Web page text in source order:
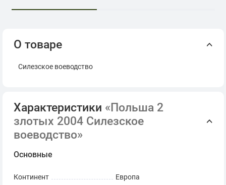
О товаре
Силезское воеводство
Характеристики «Польша 2
злотых 2004 Силезское
воеводство»
Основные
Континент
Европа